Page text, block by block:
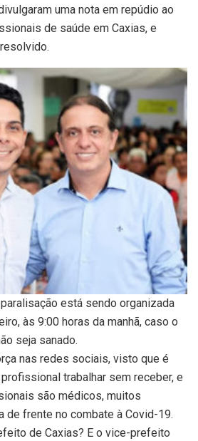
uma nota em repúdio ao
de saúde em Caxias, e
está sendo organizada
às 9:00 horas da manhã, caso o
seja sanado.
nas redes sociais, visto que é
trabalhar sem receber, e
são médicos, muitos
de frente no combate à Covid-19.
de Caxias? E o vice-prefeito